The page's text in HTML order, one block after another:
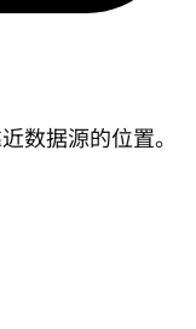
数据源的位置。